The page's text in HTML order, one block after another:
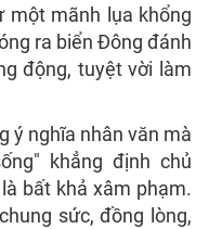
một mãnh lụa khổng
ra biển Đông đánh
động, tuyệt vời làm
ý nghĩa nhân văn mà
khẳng định chủ
bất khả xâm phạm.
sức, đồng lòng,